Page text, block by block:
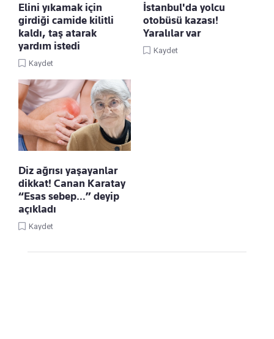
Elini yıkamak için
girdiği camide kilitli
kaldı, taş atarak
yardım istedi
Kaydet
İstanbul'da yolcu
otobüsü kazası!
Yaralılar var
Kaydet
Diz ağrısı yaşayanlar
dikkat! Canan Karatay
“Esas sebep…” deyip
açıkladı
Kaydet